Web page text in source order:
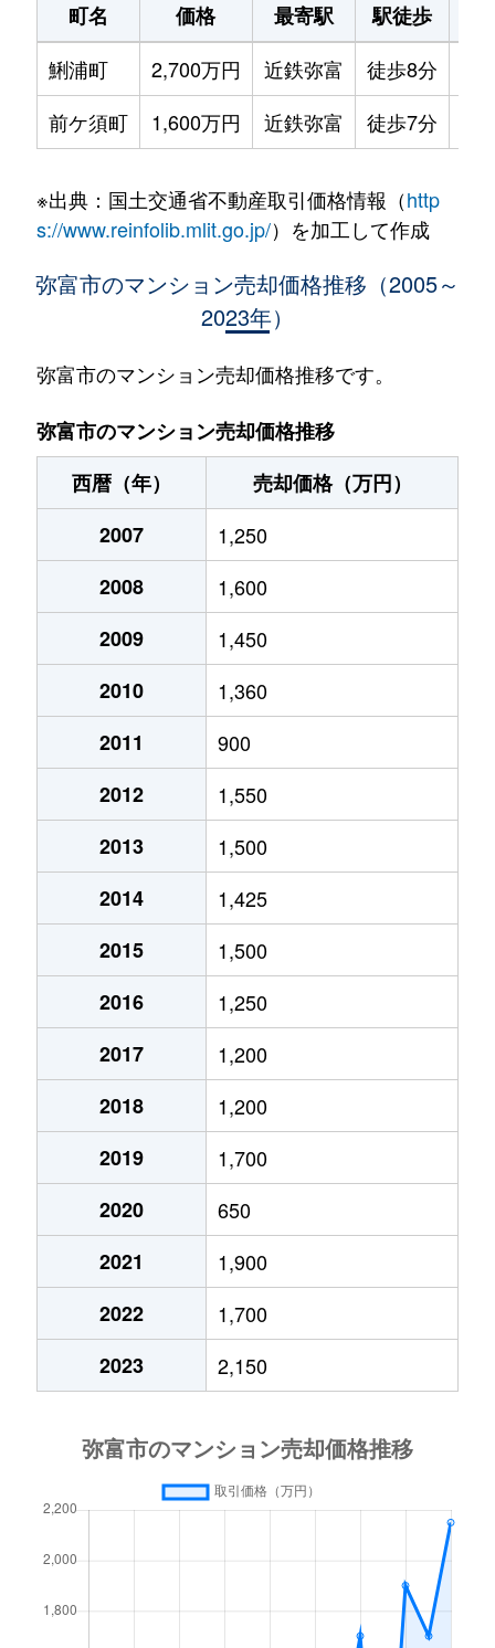
町名 価格 最寄駅 駅徒歩
鯏浦町
2,700万円 近鉄弥富 徒歩8分
前ケ須町
1,600万円 近鉄弥富 徒歩7分
※出典：国土交通省不動産取引価格情報（http
s://www.reinfolib.mlit.go.jp/）を加工して作成
弥富市のマンション売却価格推移（2005～
2023年）
弥富市のマンション売却価格推移です。
弥富市のマンション売却価格推移
西暦（年）
売却価格（万円）
2007
1,250
2008
1,600
2009
1,450
2010
1,360
2011
900
2012
1,550
2013
1,500
2014
1,425
2015
1,500
2016
1,250
2017
1,200
2018
1,200
2019
1,700
2020
650
2021
1,900
2022
1,700
2023
2,150